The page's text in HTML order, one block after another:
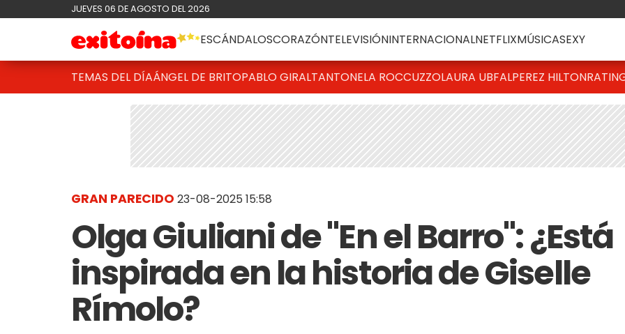
JUEVES 06 DE AGOSTO DEL 2026
ESCÁNDALOSCORAZÓNTELEVISIÓNINTERNACIONALNETFLIXMÚSICASEXY
TEMAS DEL DÍAÁNGEL DE BRITOPABLO GIRALTANTONELA ROCCUZZOLAURA UBFALPEREZ HILTON
GRAN PARECIDO 23-08-2025 15:58
Olga Giuliani de "En el Barro": ¿Está
inspirada en la historia de Giselle
Rímolo?